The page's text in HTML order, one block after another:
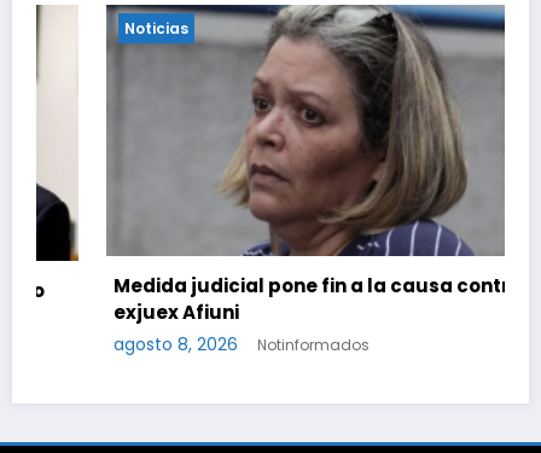
Medida judicial pone fin a la causa contra la
exjuex Afiuni
agosto 8, 2026 Notinformados